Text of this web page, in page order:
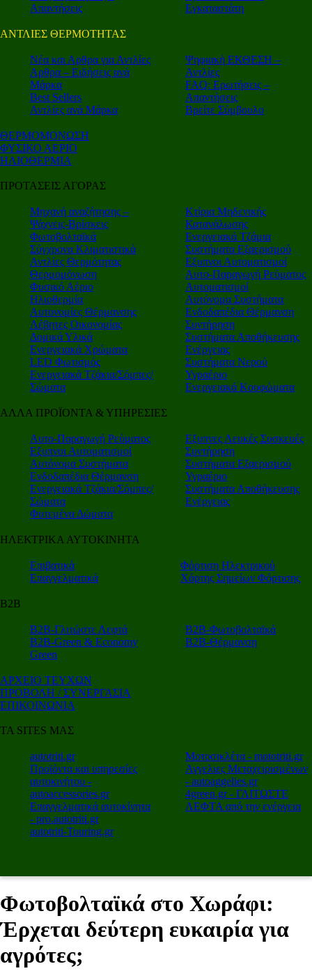
Απαντήσεις
Εγκαταστάτη
ΑΝΤΛΙΕΣ ΘΕΡΜΟΤΗΤΑΣ
Nέα και Αρθρα για Αντλίες
Αρθρα – Ειδήσεις ανά
Μάρκα
Best Sellers
Αντλίες ανά Μάρκα
Ψηφιακή ΕΚΘΕΣΗ –
Αντλίες
FAQ: Ερωτήσεις –
Απαντήσεις
Βρείτε Σύμβουλο
ΘΕΡΜΟΜΟΝΩΣΗ
ΦΥΣΙΚΟ ΑΕΡΙΟ
ΗΛΙΟΘΕΡΜΙΑ
ΠΡΟΤΑΣΕΙΣ ΑΓΟΡΑΣ
Μηχανή αναζήτησης –
Ψάχνεις-Βρίσκεις
Φωτοβολταϊκά
Σύγχρονα Κλιματιστικά
Αντλίες Θερμότητας
Θερμομόνωση
Φυσικό Αέριο
Ηλιοθερμία
Αυτονομίες Θέρμανσης
Λέβητες Οικονομίας
Δομικά Υλικά
Ενεργειακά Χρώματα
LED Φωτισμός
Ενεργειακά Τζάκια/Σόμπες/
Σώματα
Κτίρια Μηδενικής
Κατανάλωσης
Ενεργειακά Τζάμια
Συστήματα Εξαερισμού
Εξυπνοι Αυτοματισμοί
Αυτο-Παραγωγή Ρεύματος
Αυτοματισμοί
Αυτόνομα Συστήματα
Ενδοδαπέδια Θέρμανση
Συντήρηση
Συστήματα Αποθήκευσης
Ενέργειας
Συστήματα Νερού
Υγραέριο
Ενεργειακά Κουφώματα
ΑΛΛΑ ΠΡΟΪΟΝΤΑ & ΥΠΗΡΕΣΙΕΣ
Αυτο-Παραγωγή Ρεύματος
Εξυπνοι Αυτοματισμοί
Αυτόνομα Συστήματα
Ενδοδαπέδια Θέρμανση
Ενεργειακά Τζάκια/Σόμπες/
Σώματα
Φυτεμένα Δώματα
Εξυπνες Λευκές Συσκευές
Συντήρηση
Συστήματα Εξαερισμού
Υγραέριο
Συστήματα Αποθήκευσης
Ενέργειας
ΗΛΕΚΤΡΙΚΑ ΑΥΤΟΚΙΝΗΤΑ
Επιβατικά
Επαγγελματικά
Φόρτιση Ηλεκτρικού
Χάρτης Σημείων Φόρτισης
Β2Β
Β2Β-Γλιτώστε Λεφτά
Β2Β-Green & Economy
Green
Β2Β-Φωτοβολταϊκά
Β2Β-Θέρμανση
ΑΡΧΕΙΟ ΤΕΥΧΩΝ
ΠΡΟΒΟΛΗ / ΣΥΝΕΡΓΑΣΙΑ
ΕΠΙΚΟΙΝΩΝΙΑ
ΤΑ SITES ΜΑΣ
autotriti.gr
Προϊόντα και υπηρεσίες
αυτοκινήτου -
autoaccessories.gr
Επαγγελματικά αυτοκίνητα
- pro.autotriti.gr
autotriti-Touring.gr
Μοτοσικλέτα - mototriti.gr
Αγγελιες Μεταχειρισμένων
- autoaggelies.gr
4green.gr - ΓΛΙΤΩΣΤΕ
ΛΕΦΤΑ από την ενέργεια
Φωτοβολταϊκά στο Χωράφι:
Έρχεται δεύτερη ευκαιρία για
αγρότες;